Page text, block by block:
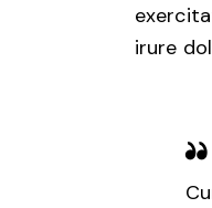
irure